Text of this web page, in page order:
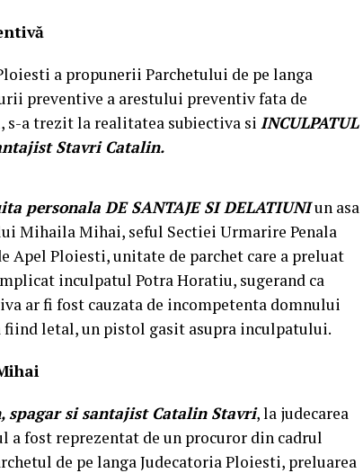
a propunerii Parchetului de pe langa
preventive a arestului preventiv fata de
a trezit la realitatea subiectiva si INCULPATUL
Stavri Catalin.
personala DE SANTAJE SI DELATIUNIun asa
Mihaila Mihai, seful Sectiei Urmarire Penala
Apel Ploiesti, unitate de parchet care a preluat
inculpatul Potra Horatiu, sugerand ca
ar fi fost cauzata de incompetenta domnului
letal, un pistol gasit asupra inculpatului.
si santajist Catalin Stavri, la judecarea
a fost reprezentat de un procuror din cadrul
de pe langa Judecatoria Ploiesti, preluarea